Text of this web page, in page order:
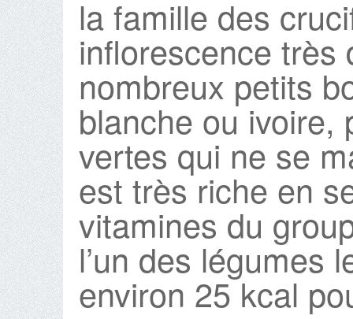
la famille des
inflorescence très
nombreux petits
blanche ou ivoire,
vertes qui ne se
est très riche en
vitamines du
l’un des légumes
environ 25 kcal